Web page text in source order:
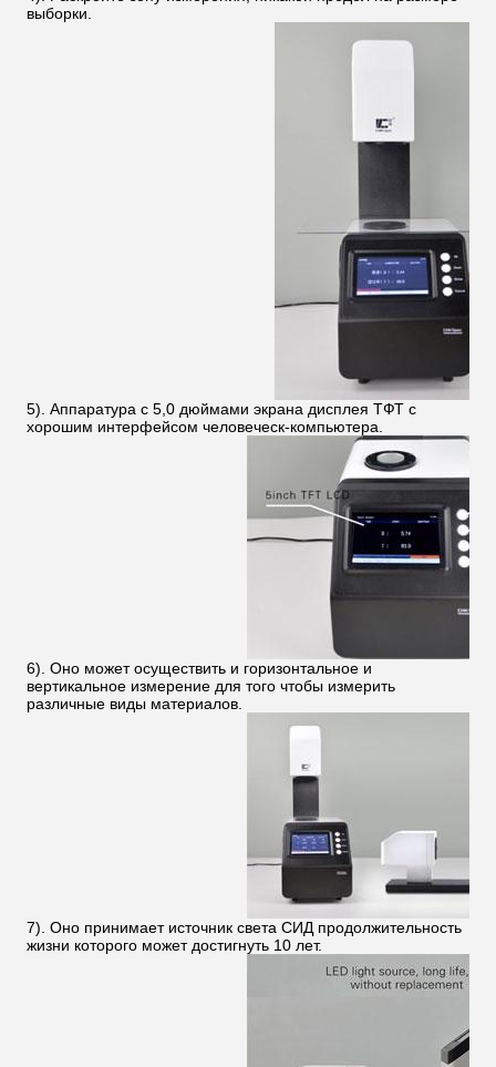
выборки.
5). Аппаратура с 5,0 дюймами экрана дисплея ТФТ с
хорошим интерфейсом человеческ-компьютера.
6). Оно может осуществить и горизонтальное и
вертикальное измерение для того чтобы измерить
различные виды материалов.
7). Оно принимает источник света СИД продолжительность
жизни которого может достигнуть 10 лет.